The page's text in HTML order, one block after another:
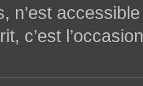
n’est
c’est